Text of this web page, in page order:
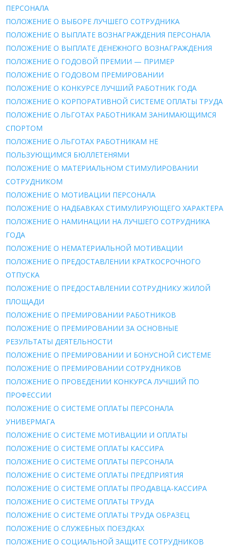
ПЕРСОНАЛА
ПОЛОЖЕНИЕ О ВЫБОРЕ ЛУЧШЕГО СОТРУДНИКА
ПОЛОЖЕНИЕ О ВЫПЛАТЕ ВОЗНАГРАЖДЕНИЯ ПЕРСОНАЛА
ПОЛОЖЕНИЕ О ВЫПЛАТЕ ДЕНЕЖНОГО ВОЗНАГРАЖДЕНИЯ
ПОЛОЖЕНИЕ О ГОДОВОЙ ПРЕМИИ — ПРИМЕР
ПОЛОЖЕНИЕ О ГОДОВОМ ПРЕМИРОВАНИИ
ПОЛОЖЕНИЕ О КОНКУРСЕ ЛУЧШИЙ РАБОТНИК ГОДА
ПОЛОЖЕНИЕ О КОРПОРАТИВНОЙ СИСТЕМЕ ОПЛАТЫ ТРУДА
ПОЛОЖЕНИЕ О ЛЬГОТАХ РАБОТНИКАМ ЗАНИМАЮЩИМСЯ
СПОРТОМ
ПОЛОЖЕНИЕ О ЛЬГОТАХ РАБОТНИКАМ НЕ
ПОЛЬЗУЮЩИМСЯ БЮЛЛЕТЕНЯМИ
ПОЛОЖЕНИЕ О МАТЕРИАЛЬНОМ СТИМУЛИРОВАНИИ
СОТРУДНИКОМ
ПОЛОЖЕНИЕ О МОТИВАЦИИ ПЕРСОНАЛА
ПОЛОЖЕНИЕ О НАДБАВКАХ СТИМУЛИРУЮЩЕГО ХАРАКТЕРА
ПОЛОЖЕНИЕ О НАМИНАЦИИ НА ЛУЧШЕГО СОТРУДНИКА
ГОДА
ПОЛОЖЕНИЕ О НЕМАТЕРИАЛЬНОЙ МОТИВАЦИИ
ПОЛОЖЕНИЕ О ПРЕДОСТАВЛЕНИИ КРАТКОСРОЧНОГО
ОТПУСКА
ПОЛОЖЕНИЕ О ПРЕДОСТАВЛЕНИИ СОТРУДНИКУ ЖИЛОЙ
ПЛОЩАДИ
ПОЛОЖЕНИЕ О ПРЕМИРОВАНИИ РАБОТНИКОВ
ПОЛОЖЕНИЕ О ПРЕМИРОВАНИИ ЗА ОСНОВНЫЕ
РЕЗУЛЬТАТЫ ДЕЯТЕЛЬНОСТИ
ПОЛОЖЕНИЕ О ПРЕМИРОВАНИИ И БОНУСНОЙ СИСТЕМЕ
ПОЛОЖЕНИЕ О ПРЕМИРОВАНИИ СОТРУДНИКОВ
ПОЛОЖЕНИЕ О ПРОВЕДЕНИИ КОНКУРСА ЛУЧШИЙ ПО
ПРОФЕССИИ
ПОЛОЖЕНИЕ О СИСТЕМЕ ОПЛАТЫ ПЕРСОНАЛА
УНИВЕРМАГА
ПОЛОЖЕНИЕ О СИСТЕМЕ МОТИВАЦИИ И ОПЛАТЫ
ПОЛОЖЕНИЕ О СИСТЕМЕ ОПЛАТЫ КАССИРА
ПОЛОЖЕНИЕ О СИСТЕМЕ ОПЛАТЫ ПЕРСОНАЛА
ПОЛОЖЕНИЕ О СИСТЕМЕ ОПЛАТЫ ПРЕДПРИЯТИЯ
ПОЛОЖЕНИЕ О СИСТЕМЕ ОПЛАТЫ ПРОДАВЦА-КАССИРА
ПОЛОЖЕНИЕ О СИСТЕМЕ ОПЛАТЫ ТРУДА
ПОЛОЖЕНИЕ О СИСТЕМЕ ОПЛАТЫ ТРУДА ОБРАЗЕЦ
ПОЛОЖЕНИЕ О СЛУЖЕБНЫХ ПОЕЗДКАХ
ПОЛОЖЕНИЕ О СОЦИАЛЬНОЙ ЗАЩИТЕ СОТРУДНИКОВ